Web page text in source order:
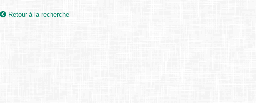
Retour à la recherche